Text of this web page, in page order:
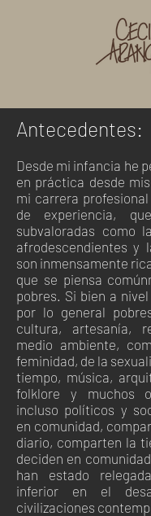
Antecedentes:
Desde mi infancia he
en práctica desde
mi carrera
de experiencia,
subvaloradas como
afrodescendientes y
son inmensamente
que se piensa
pobres. Si bien a
por lo general
cultura, artesanía,
medio ambiente,
feminidad, de la
tiempo, música,
folklore y muchos
incluso políticos y
en comunidad,
diario, comparten la
deciden en
han estado
inferior en el
civilizaciones